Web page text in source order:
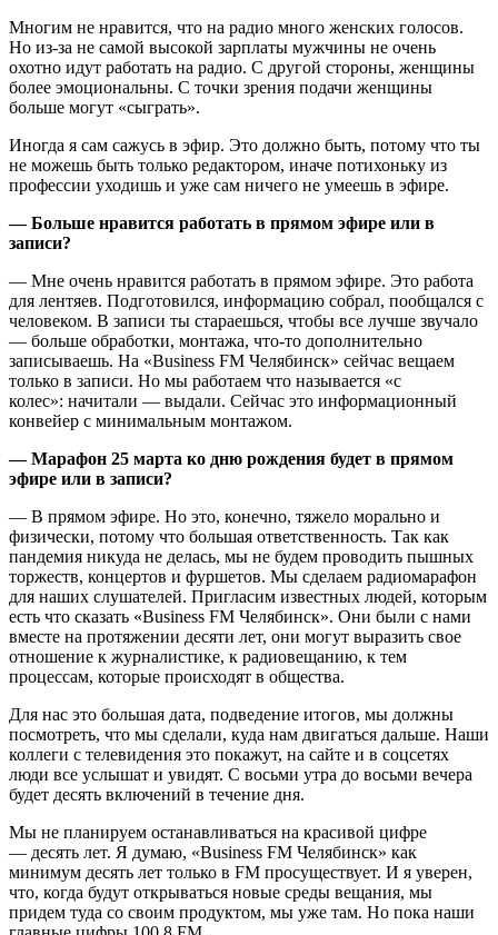
Многим не нравится, что на радио много женских голосов.
Но из-за не самой высокой зарплаты мужчины не очень
охотно идут работать на радио. С другой стороны, женщины
более эмоциональны. С точки зрения подачи женщины
больше могут «сыграть».
Иногда я сам сажусь в эфир. Это должно быть, потому что ты
не можешь быть только редактором, иначе потихоньку из
профессии уходишь и уже сам ничего не умеешь в эфире.
— Больше нравится работать в прямом эфире или в
записи?
— Мне очень нравится работать в прямом эфире. Это работа
для лентяев. Подготовился, информацию собрал, пообщался с
человеком. В записи ты стараешься, чтобы все лучше звучало
— больше обработки, монтажа, что-то дополнительно
записываешь. На «Business FM Челябинск» сейчас вещаем
только в записи. Но мы работаем что называется «с
колес»: начитали — выдали. Сейчас это информационный
конвейер с минимальным монтажом.
— Марафон 25 марта ко дню рождения будет в прямом
эфире или в записи?
— В прямом эфире. Но это, конечно, тяжело морально и
физически, потому что большая ответственность. Так как
пандемия никуда не делась, мы не будем проводить пышных
торжеств, концертов и фуршетов. Мы сделаем радиомарафон
для наших слушателей. Пригласим известных людей, которым
есть что сказать «Business FM Челябинск». Они были с нами
вместе на протяжении десяти лет, они могут выразить свое
отношение к журналистике, к радиовещанию, к тем
процессам, которые происходят в общества.
Для нас это большая дата, подведение итогов, мы должны
посмотреть, что мы сделали, куда нам двигаться дальше. Наши
коллеги с телевидения это покажут, на сайте и в соцсетях
люди все услышат и увидят. С восьми утра до восьми вечера
будет десять включений в течение дня.
Мы не планируем останавливаться на красивой цифре
— десять лет. Я думаю, «Business FM Челябинск» как
минимум десять лет только в FM просуществует. И я уверен,
что, когда будут открываться новые среды вещания, мы
придем туда со своим продуктом, мы уже там. Но пока наши